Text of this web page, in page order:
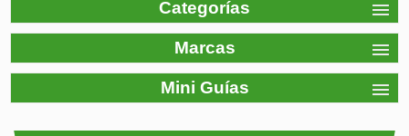
Categorías
Marcas
Mini Guías